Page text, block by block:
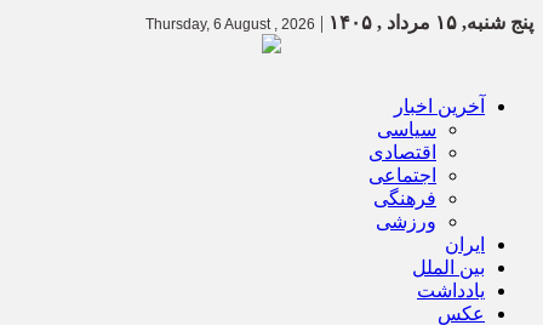
پنج شنبه, ۱۵ مرداد , ۱۴۰۵ |
Thursday, 6 August , 2026
آخرین اخبار
سیاسی
اقتصادی
اجتماعی
فرهنگی
ورزشی
ایران
بین الملل
یادداشت
عکس